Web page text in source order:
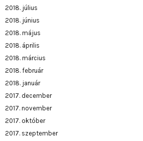
2018. július
2018. június
2018. május
2018. április
2018. március
2018. február
2018. január
2017. december
2017. november
2017. október
2017. szeptember